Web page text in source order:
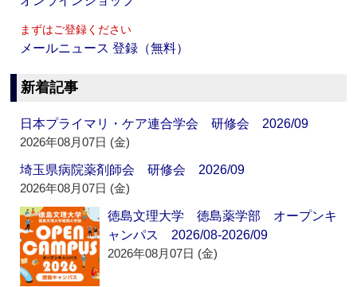
まずはご登録ください
メールニュース 登録（無料）
新着記事
日本プライマリ・ケア連合学会 研修会 2026/09
2026年08月07日 (金)
埼玉県病院薬剤師会 研修会 2026/09
2026年08月07日 (金)
徳島文理大学 徳島薬学部 オープンキ
ャンパス 2026/08-2026/09
2026年08月07日 (金)